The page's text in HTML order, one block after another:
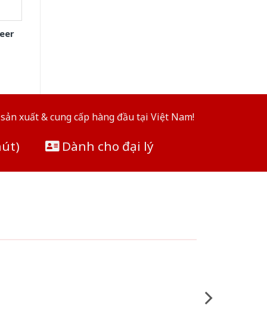
xuất & cung cấp hàng đầu tại Việt Nam!
Dành cho đại lý